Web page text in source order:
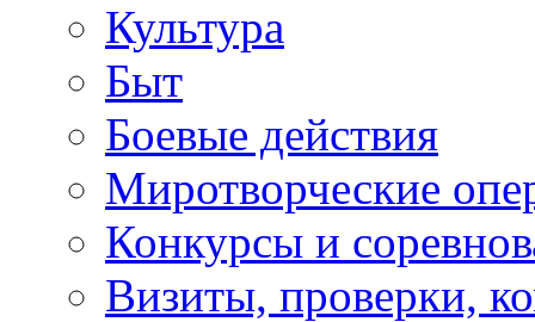
Культура
Быт
Боевые действия
Миротворческие
Конкурсы и
Визиты, проверки,